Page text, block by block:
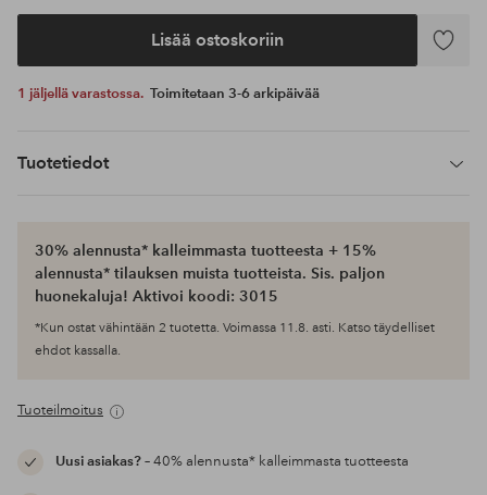
Lisää ostoskoriin
Lisää
1 jäljellä varastossa. Toimitetaan 3-6 arkipäivää
Tuotetiedot
30% alennusta* kalleimmasta tuotteesta + 15%
alennusta* tilauksen muista tuotteista. Sis. paljon
huonekaluja! Aktivoi koodi: 3015
*Kun ostat vähintään 2 tuotetta. Voimassa 11.8. asti. Katso täydelliset
ehdot kassalla.
Tuoteilmoitus
Uusi asiakas?– 40% alennusta* kalleimmasta tuotteesta